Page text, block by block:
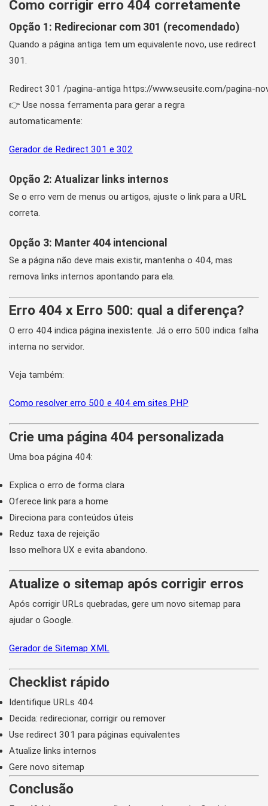
Como corrigir erro 404 corretamente
Opção 1: Redirecionar com 301 (recomendado)
Quando a página antiga tem um equivalente novo, use redirect
301.
Redirect 301 /pagina-antiga https://www.seusite.com/pagina-
👉 Use nossa ferramenta para gerar a regra
automaticamente:
Gerador de Redirect 301 e 302
Opção 2: Atualizar links internos
Se o erro vem de menus ou artigos, ajuste o link para a URL
correta.
Opção 3: Manter 404 intencional
Se a página não deve mais existir, mantenha o 404, mas
remova links internos apontando para ela.
Erro 404 x Erro 500: qual a diferença?
O erro 404 indica página inexistente. Já o erro 500 indica falha
interna no servidor.
Veja também:
Como resolver erro 500 e 404 em sites PHP
Crie uma página 404 personalizada
Uma boa página 404:
Explica o erro de forma clara
Oferece link para a home
Direciona para conteúdos úteis
Reduz taxa de rejeição
Isso melhora UX e evita abandono.
Atualize o sitemap após corrigir erros
Após corrigir URLs quebradas, gere um novo sitemap para
ajudar o Google.
Gerador de Sitemap XML
Checklist rápido
Identifique URLs 404
Decida: redirecionar, corrigir ou remover
Use redirect 301 para páginas equivalentes
Atualize links internos
Gere novo sitemap
Conclusão